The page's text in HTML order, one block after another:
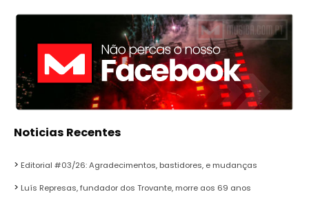
Noticias Recentes
Editorial #03/26: Agradecimentos, bastidores, e mudanças
Luís Represas, fundador dos Trovante, morre aos 69 anos